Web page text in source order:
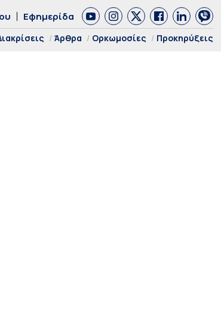
Εφημερίδα
Άρθρα Ορκωμοσίες Προκηρύξεις